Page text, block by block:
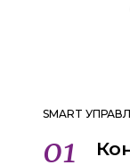
SMART
01